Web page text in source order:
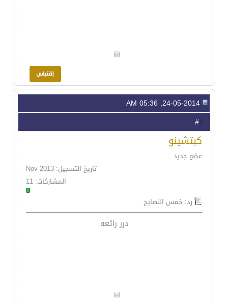
3
كبتشينو
عضو جديد
تاريخ التسجيل: Nov 2013
المشاركات: 11
رد: خمس النصايح
درر رائعه